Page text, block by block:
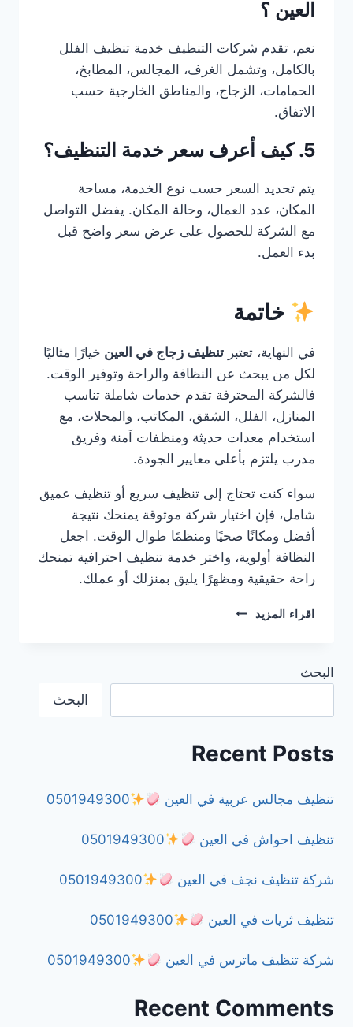
العين ؟
نعم، تقدم شركات التنظيف خدمة تنظيف الفلل
بالكامل، وتشمل الغرف، المجالس، المطابخ،
الحمامات، الزجاج، والمناطق الخارجية حسب
الاتفاق.
5. كيف أعرف سعر خدمة التنظيف؟
يتم تحديد السعر حسب نوع الخدمة، مساحة
المكان، عدد العمال، وحالة المكان. يفضل التواصل
مع الشركة للحصول على عرض سعر واضح قبل
بدء العمل.
خاتمة
في النهاية، تعتبر تنظيف زجاج في العين خيارًا مثاليًا
لكل من يبحث عن النظافة والراحة وتوفير الوقت.
فالشركة المحترفة تقدم خدمات شاملة تناسب
المنازل، الفلل، الشقق، المكاتب، والمحلات، مع
استخدام معدات حديثة ومنظفات آمنة وفريق
مدرب يلتزم بأعلى معايير الجودة.
سواء كنت تحتاج إلى تنظيف سريع أو تنظيف عميق
شامل، فإن اختيار شركة موثوقة يمنحك نتيجة
أفضل ومكانًا صحيًا ومنظمًا طوال الوقت. اجعل
النظافة أولوية، واختر خدمة تنظيف احترافية تمنحك
راحة حقيقية ومظهرًا يليق بمنزلك أو عملك.
اقراء المزيد
تنظيف
البحث
البحث
Recent Posts
تنظيف مجالس عربية في العين 0501949300
تنظيف احواش في العين 0501949300
شركة تنظيف نجف في العين 0501949300
تنظيف ثريات في العين 0501949300
شركة تنظيف ماترس في العين 0501949300
Recent Comments